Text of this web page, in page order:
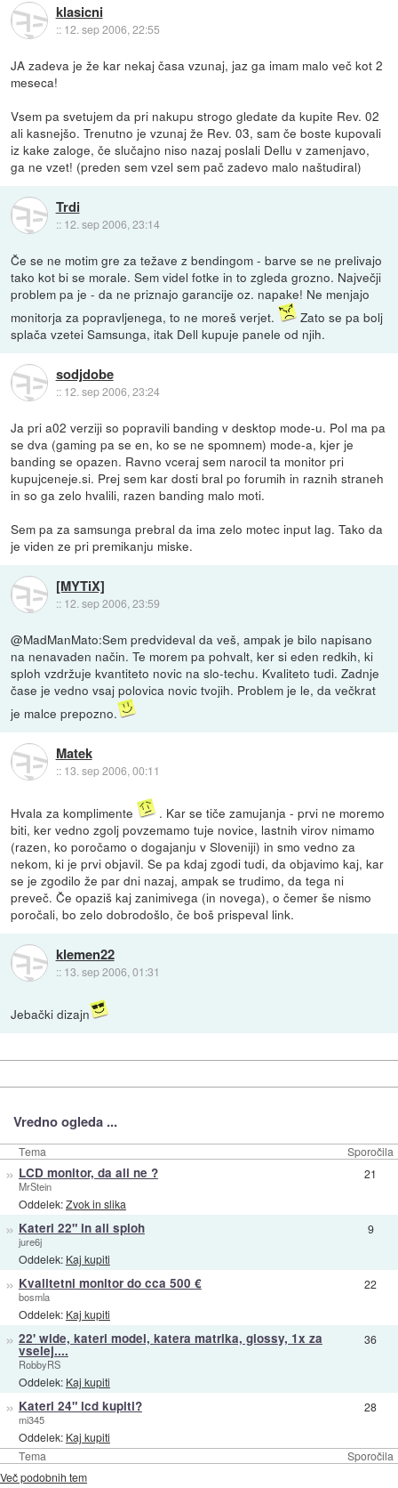
klasicni
:: 12. sep 2006, 22:55
JA zadeva je že kar nekaj časa vzunaj, jaz ga imam malo več kot 2
meseca!
Vsem pa svetujem da pri nakupu strogo gledate da kupite Rev. 02
ali kasnejšo. Trenutno je vzunaj že Rev. 03, sam če boste kupovali
iz kake zaloge, če slučajno niso nazaj poslali Dellu v zamenjavo,
ga ne vzet! (preden sem vzel sem pač zadevo malo naštudiral)
Trdi
:: 12. sep 2006, 23:14
Če se ne motim gre za težave z bendingom - barve se ne prelivajo
tako kot bi se morale. Sem videl fotke in to zgleda grozno. Največji
problem pa je - da ne priznajo garancije oz. napake! Ne menjajo
monitorja za popravljenega, to ne moreš verjet.
Zato se pa bolj
splača vzetei Samsunga, itak Dell kupuje panele od njih.
sodjdobe
:: 12. sep 2006, 23:24
Ja pri a02 verziji so popravili banding v desktop mode-u. Pol ma pa
se dva (gaming pa se en, ko se ne spomnem) mode-a, kjer je
banding se opazen. Ravno vceraj sem narocil ta monitor pri
kupujceneje.si. Prej sem kar dosti bral po forumih in raznih straneh
in so ga zelo hvalili, razen banding malo moti.
Sem pa za samsunga prebral da ima zelo motec input lag. Tako da
je viden ze pri premikanju miske.
[MYTiX]
:: 12. sep 2006, 23:59
@MadManMato:Sem predvideval da veš, ampak je bilo napisano
na nenavaden način. Te morem pa pohvalt, ker si eden redkih, ki
sploh vzdržuje kvantiteto novic na slo-techu. Kvaliteto tudi. Zadnje
čase je vedno vsaj polovica novic tvojih. Problem je le, da večkrat
je malce prepozno.
Matek
:: 13. sep 2006, 00:11
Hvala za komplimente
. Kar se tiče zamujanja - prvi ne moremo
biti, ker vedno zgolj povzemamo tuje novice, lastnih virov nimamo
(razen, ko poročamo o dogajanju v Sloveniji) in smo vedno za
nekom, ki je prvi objavil. Se pa kdaj zgodi tudi, da objavimo kaj, kar
se je zgodilo že par dni nazaj, ampak se trudimo, da tega ni
preveč. Če opaziš kaj zanimivega (in novega), o čemer še nismo
poročali, bo zelo dobrodošlo, če boš prispeval link.
klemen22
:: 13. sep 2006, 01:31
Jebački dizajn
Vredno ogleda ...
Tema Sporočila
Tema Sporočila
» LCD monitor, da ali ne ?
MrStein
Oddelek:Zvok in slika
21
» Kateri 22" in ali sploh
jure6j
Oddelek: Kaj kupiti
9
» Kvalitetni monitor do cca 500 €
bosmla
Oddelek: Kaj kupiti
22
» 22' wide, kateri model, katera matrika, glossy, 1x za
vselej....
RobbyRS
Oddelek: Kaj kupiti
36
» Kateri 24" lcd kupiti?
mi345
Oddelek: Kaj kupiti
28
Več podobnih tem